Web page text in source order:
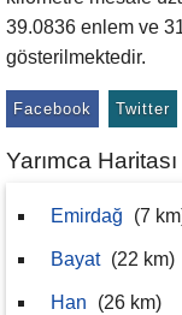
39.0836 enlem ve
gösterilmektedir.
Facebook Twitter
Yarımca
Emirdağ (7
Bayat (22 km)
Han (26 km)